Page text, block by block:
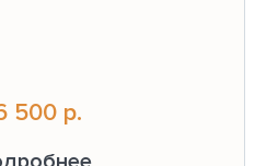
500 р.